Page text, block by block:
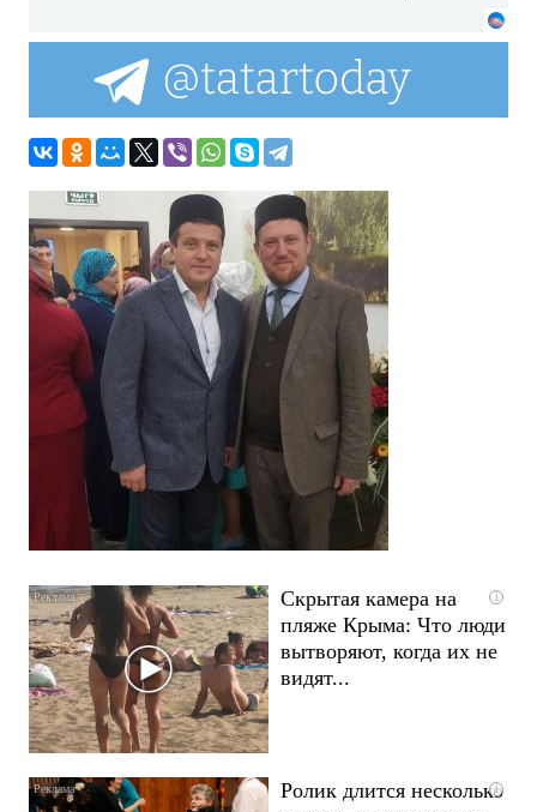
i
Скрытая камера на
пляже Крыма: Что люди
вытворяют, когда их не
видят...
i
Ролик длится несколько